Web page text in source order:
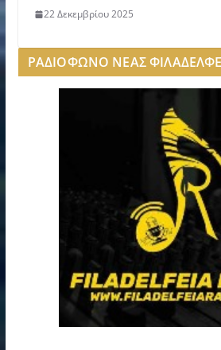
22 Δεκεμβρίου 2025
ΡΑΔΙΟΦΩΝΟ ΝΕΑΣ